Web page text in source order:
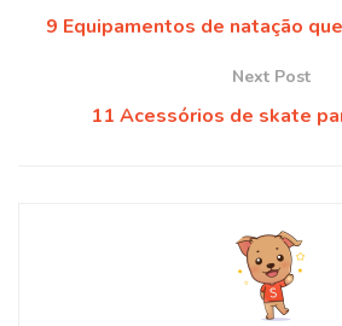
9 Equipamentos de natação
Next Post
11 Acessórios de skate